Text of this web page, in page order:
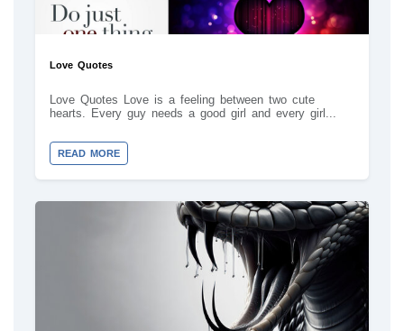
Love Quotes
Love Quotes Love is a feeling between two cute
hearts. Every guy needs a good girl and every girl...
READ MORE